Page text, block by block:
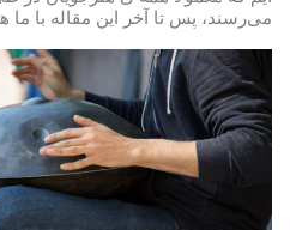
می‌رسند، پس تا آخر این مقاله با ما